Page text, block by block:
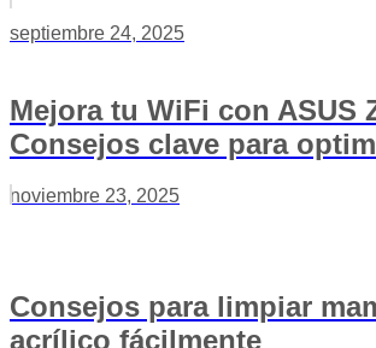
septiembre 24, 2025
Mejora tu WiFi con ASUS
Consejos clave para
noviembre 23, 2025
Consejos para limpiar
acrílico fácilmente